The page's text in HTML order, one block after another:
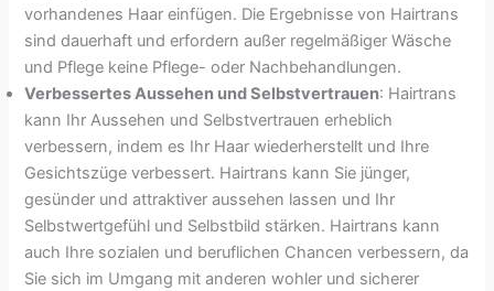
vorhandenes Haar einfügen. Die Ergebnisse von Hairtrans
sind dauerhaft und erfordern außer regelmäßiger Wäsche
und Pflege keine Pflege- oder Nachbehandlungen.
Verbessertes Aussehen und Selbstvertrauen: Hairtrans
kann Ihr Aussehen und Selbstvertrauen erheblich
verbessern, indem es Ihr Haar wiederherstellt und Ihre
Gesichtszüge verbessert. Hairtrans kann Sie jünger,
gesünder und attraktiver aussehen lassen und Ihr
Selbstwertgefühl und Selbstbild stärken. Hairtrans kann
auch Ihre sozialen und beruflichen Chancen verbessern, da
Sie sich im Umgang mit anderen wohler und sicherer